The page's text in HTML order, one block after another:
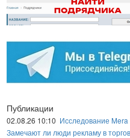
Публикации
02.08.26 10:10 Исследование Mera
Замечают ли люди рекламу в